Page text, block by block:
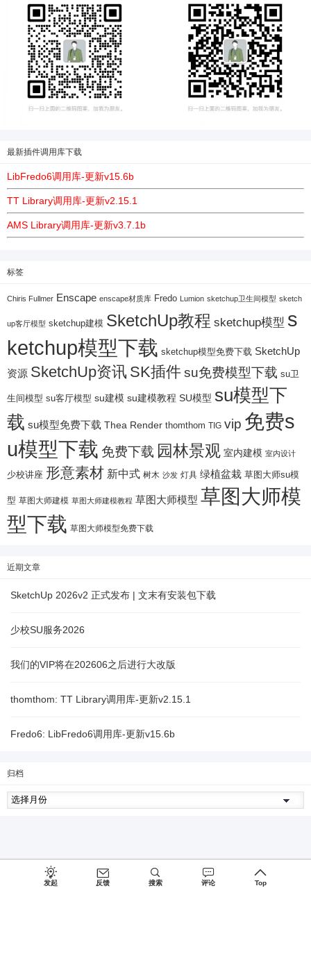
最新插件调用库下载
LibFredo6调用库-更新v15.6b
TT Library调用库-更新v2.15.1
AMS Library调用库-更新v3.7.1b
标签
Chiris Fullmer Enscape enscape材质库 Fredo Lumion sketchup卫生间模型 sketch
up客厅模型 sketchup建模 SketchUp教程 sketchup模型 s
ketchup模型下载 sketchup模型免费下载 SketchUp
资源 SketchUp资讯 SK插件su免费模型下载 su卫
生间模型 su客厅模型 su建模 su建模教程 SU模型 su模型下
载 su模型免费下载 Thea Render thomthom TIG vip 免费s
u模型下载 免费下载 园林景观 室内建模 室内设计
少校讲座 形意素材 新中式 树木 沙发 灯具 绿植盆栽 草图大师su模
型 草图大师建模 草图大师建模教程 草图大师模型 草图大师模
型下载 草图大师模型免费下载
近期文章
SketchUp 2026v2 正式发布 | 文末有安装包下载
少校SU服务2026
我们的VIP将在202606之后进行大改版
thomthom: TT Library调用库-更新v2.15.1
Fredo6: LibFredo6调用库-更新v15.6b
归档
发起 反馈 搜索 评论 Top